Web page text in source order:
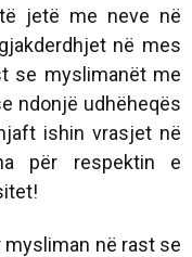
jetë me neve në
në mes
se myslimanët me
ndonjë udhëheqës
ishin vrasjet në
për respektin e
në rast se